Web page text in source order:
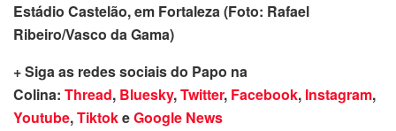
Estádio Castelão, em Fortaleza (Foto: Rafael
Ribeiro/Vasco da Gama)
+ Siga as redes sociais do Papo na
Colina: Thread, Bluesky,Twitter, Facebook, Instagram,
Youtube,TiktokeGoogle News